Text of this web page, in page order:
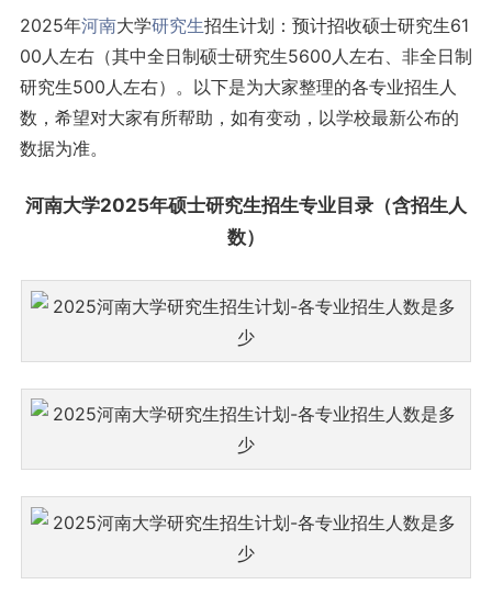
2025年河南大学研究生招生计划：预计招收硕士研究生61
00人左右（其中全日制硕士研究生5600人左右、非全日制
研究生500人左右）。以下是为大家整理的各专业招生人
数，希望对大家有所帮助，如有变动，以学校最新公布的
数据为准。
河南大学2025年硕士研究生招生专业目录（含招生人
数）